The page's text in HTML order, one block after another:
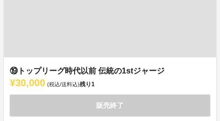
⑲トップリーグ時代以前 伝統の1stジャージ
¥30,000 (税込/送料込)残り1
販売終了